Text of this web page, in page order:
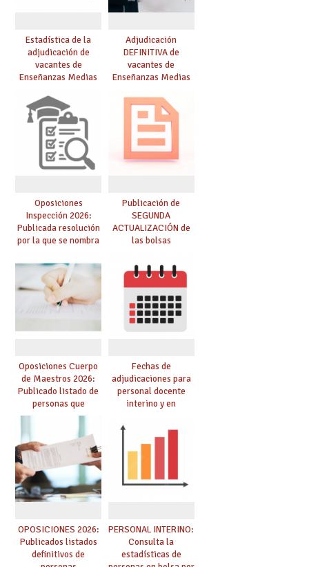
Estadística de la
adjudicación de
vacantes de
Enseñanzas Medias
Adjudicación
DEFINITIVA de
vacantes de
Enseñanzas Medias
Oposiciones
Inspección 2026:
Publicada resolución
por la que se nombra
prácticas, se regulan
dichas prácticas y se
convoca acto público
de adjudicación
Publicación de
SEGUNDA
ACTUALIZACIÓN de
las bolsas
Cuerpo de Maestros
de especialidades
convocadas a
oposición
Oposiciones Cuerpo
de Maestros 2026:
Publicado listado de
personas que
adquieren nueva
especialidad
Fechas de
adjudicaciones para
personal docente
interino y en
debes saber
OPOSICIONES 2026:
Publicados listados
definitivos de
PERSONAL INTERINO:
Consulta la
estadísticas de